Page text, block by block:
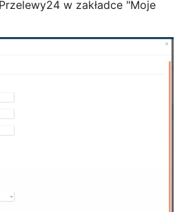
w zakładce "Moje